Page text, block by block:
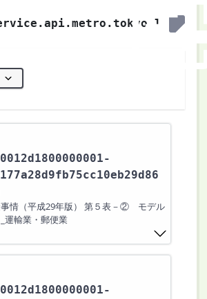
事情（平成29年版） 第５表－② モデル
運輸業・郵便業